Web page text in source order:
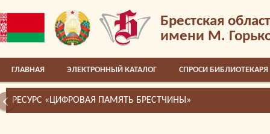
Брестская
имени М.
ГЛАВНАЯ ЭЛЕКТРОННЫЙ КАТАЛОГ СПРОСИ БИБЛИОТЕКАРЯ
РЕСУРС «ЦИФРОВАЯ ПАМЯТЬ БРЕСТЧИНЫ»